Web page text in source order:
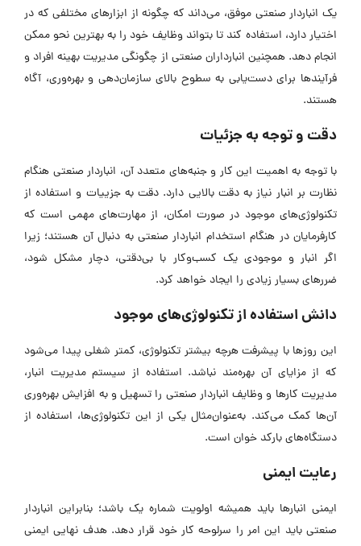
یک انباردار صنعتی موفق، می‌داند که چگونه از ابزارهای مختلفی که در
اختیار دارد، استفاده کند تا بتواند وظایف خود را به بهترین نحو ممکن
انجام دهد. همچنین انبارداران صنعتی از چگونگی مدیریت بهینه افراد و
فرآیندها برای دست‌یابی به سطوح بالای سازمان‌دهی و بهره‌وری، آگاه
هستند.
دقت و توجه به جزئیات
با توجه به اهمیت این کار و جنبه‌های متعدد آن، انباردار صنعتی هنگام
نظارت بر انبار نیاز به‌ دقت بالایی دارد. دقت به جزییات و استفاده از
تکنولوژی‌های موجود در صورت امکان، از مهارت‌های مهمی است که
کارفرمایان در هنگام استخدام انباردار صنعتی به دنبال آن هستند؛ زیرا
اگر انبار و موجودی یک کسب‌وکار با بی‌دقتی، دچار مشکل شود،
ضررهای بسیار زیادی را ایجاد خواهد کرد.
دانش استفاده از تکنولوژی‌های موجود
این روزها با پیشرفت هرچه بیشتر تکنولوژی، کمتر شغلی پیدا می‌شود
که از مزایای آن بهره‌مند نباشد. استفاده از سیستم مدیریت انبار،
مدیریت کارها و وظایف انباردار صنعتی را تسهیل و به افزایش بهره‌وری
آن‌ها کمک می‌کند. به‌عنوان‌مثال یکی از این تکنولوژی‌ها، استفاده از
دستگاه‌‌های بارکد خوان است.
رعایت ایمنی
ایمنی انبارها باید همیشه اولویت شماره یک باشد؛ بنابراین انباردار
صنعتی باید این امر را سرلوحه کار خود قرار دهد. هدف نهایی ایمنی